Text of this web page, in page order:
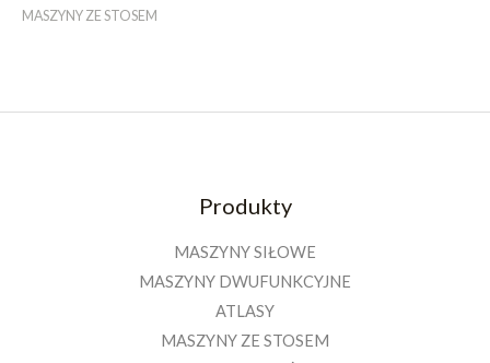
MASZYNY ZE STOSEM
Produkty
MASZYNY SIŁOWE
MASZYNY DWUFUNKCYJNE
ATLASY
MASZYNY ZE STOSEM